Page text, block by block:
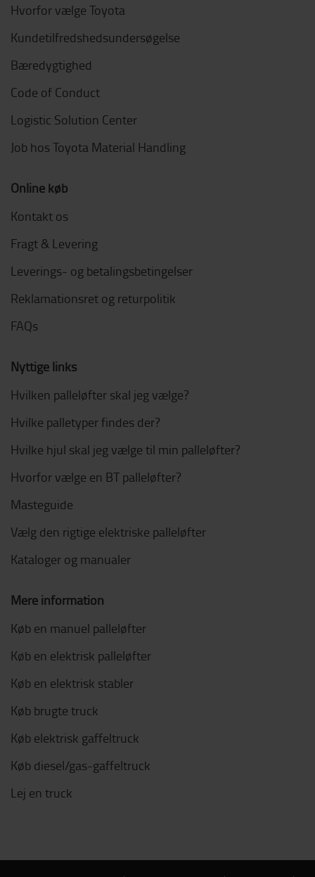
Hvorfor vælge Toyota
Kundetilfredshedsundersøgelse
Bæredygtighed
Code of Conduct
Logistic Solution Center
Job hos Toyota Material Handling
Online køb
Kontakt os
Fragt & Levering
Leverings- og betalingsbetingelser
Reklamationsret og returpolitik
FAQs
Nyttige links
Hvilken palleløfter skal jeg vælge?
Hvilke palletyper findes der?
Hvilke hjul skal jeg vælge til min palleløfter?
Hvorfor vælge en BT palleløfter?
Masteguide
Vælg den rigtige elektriske palleløfter
Kataloger og manualer
Mere information
Køb en manuel palleløfter
Køb en elektrisk palleløfter
Køb en elektrisk stabler
Køb brugte truck
Køb elektrisk gaffeltruck
Køb diesel/gas-gaffeltruck
Lej en truck